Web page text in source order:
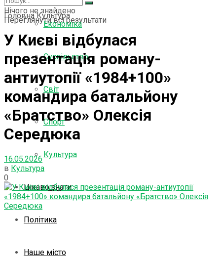
Нічого не знайдено
Переглянути всі результати
Економіка
Суспільство
Світ
Спорт
Культура
Цікаво знати
Політика
Наше місто
Головна Культура
У Києві відбулася
презентація роману-
антиутопії «1984+100»
командира батальйону
«Братство» Олексія
Середюка
16.05.2026
в Культура
0